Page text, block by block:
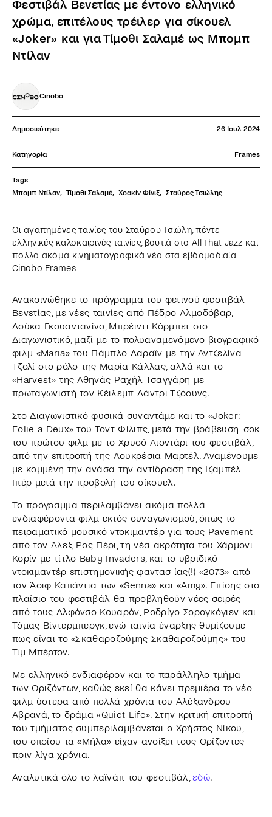
Φεστιβάλ Βενετίας με έντονο ελληνικό
χρώμα, επιτέλους τρέιλερ για σίκουελ
«Joker» και για Τίμοθι Σαλαμέ ως Μπομπ
Ντίλαν
Cinobo
Δημοσιεύτηκε 26 Ιουλ 2024
Κατηγορία Frames
Tags
Μπομπ Ντίλαν, Τίμοθι Σαλαμέ, Χοακίν Φίνιξ, Σταύρος Τσιώλης
Οι αγαπημένες ταινίες του Σταύρου Τσιώλη, πέντε
ελληνικές καλοκαιρινές ταινίες, βουτιά στο All That Jazz και
πολλά ακόμα κινηματογραφικά νέα στα εβδομαδιαία
Cinobo Frames.
Ανακοινώθηκε το πρόγραμμα του φετινού φεστιβάλ
Βενετίας, με νέες ταινίες από Πέδρο Αλμοδόβαρ,
Λούκα Γκουαντανίνο, Μπρέιντι Κόρμπετ στο
Διαγωνιστικό, μαζί με το πολυαναμενόμενο βιογραφικό
φιλμ «Maria» του Πάμπλο Λαραϊν με την Αντζελίνα
Τζολί στο ρόλο της Μαρία Κάλλας, αλλά και το
«Harvest» της Αθηνάς Ραχήλ Τσαγγάρη με
πρωταγωνιστή τον Κέιλεμπ Λάντρι Τζόουνς.
Στο Διαγωνιστικό φυσικά συναντάμε και το «Joker:
Folie a Deux» του Τοντ Φίλιπς, μετά την βράβευση-σοκ
του πρώτου φιλμ με το Χρυσό Λιοντάρι του φεστιβάλ,
από την επιτροπή της Λουκρέσια Μαρτέλ. Αναμένουμε
με κομμένη την ανάσα την αντίδραση της Ιζαμπέλ
Ιπέρ μετά την προβολή του σίκουελ.
Το πρόγραμμα περιλαμβάνει ακόμα πολλά
ενδιαφέροντα φιλμ εκτός συναγωνισμού, όπως το
πειραματικό μουσικό ντοκιμαντέρ για τους Pavement
από τον Άλεξ Ρος Πέρι, τη νέα ακρότητα του Χάρμονι
Κορίν με τίτλο Baby Invaders, και το υβριδικό
ντοκιμαντέρ επιστημονικής φαντασ ίας(!) «2073» από
τον Άσιφ Καπάντια των «Senna» και «Amy». Επίσης στο
πλαίσιο του φεστιβάλ θα προβληθούν νέες σειρές
από τους Αλφόνσο Κουαρόν, Ροδρίγο Σορογκόγιεν και
Τόμας Βίντερμπεργκ, ενώ ταινία έναρξης θυμίζουμε
πως είναι το «Σκαθαροζούμης Σκαθαροζούμης» του
Τιμ Μπέρτον.
Με ελληνικό ενδιαφέρον και το παράλληλο τμήμα
των Οριζόντων, καθώς εκεί θα κάνει πρεμιέρα το νέο
φιλμ ύστερα από πολλά χρόνια του Αλέξανδρου
Αβρανά, το δράμα «Quiet Life». Στην κριτική επιτροπή
του τμήματος συμπεριλαμβάνεται ο Χρήστος Νίκου,
του οποίου τα «Μήλα» είχαν ανοίξει τους Ορίζοντες
πριν λίγα χρόνια.
Αναλυτικά όλο το λαϊνάπ του φεστιβάλ,εδώ.